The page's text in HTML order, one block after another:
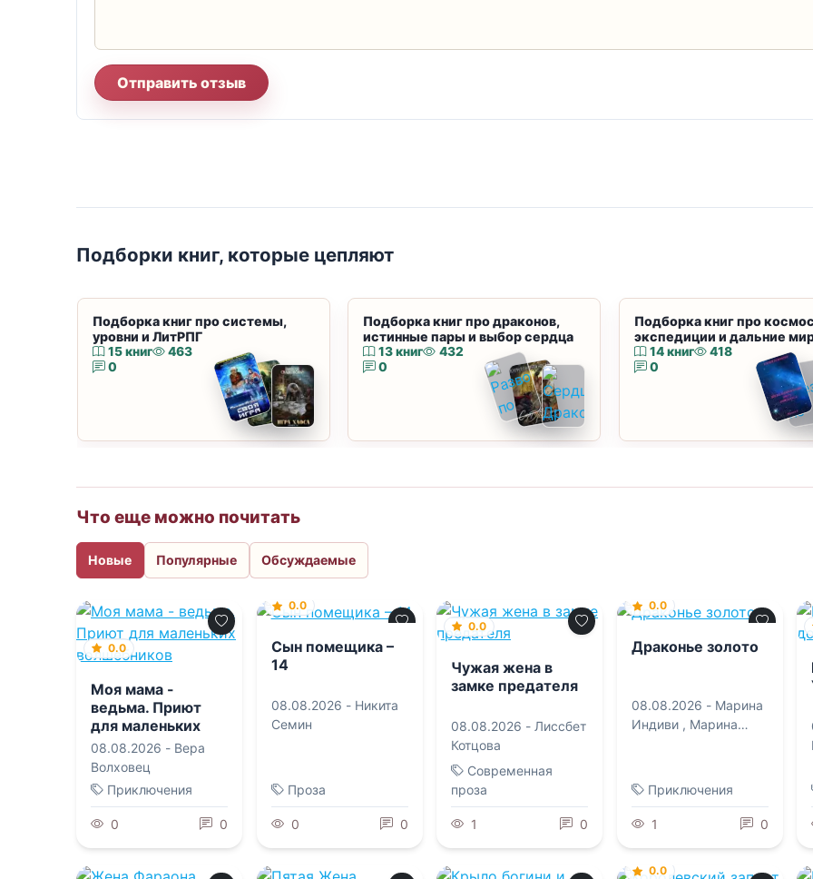
Отправить отзыв
Подборки книг, которые цепляют
Подборка книг про системы,
уровни и ЛитРПГ
15 книг
463
0
Подборка книг про драконов,
истинные пары и выбор сердца
13 книг
432
0
Подборка книг про
экспедиции и дальние
14 книг
418
0
Что еще можно почитать
Новые Популярные Обсуждаемые
0.0
Моя мама -
ведьма. Приют
для маленьких
волшебников
08.08.2026 - Вера
Волховец
Приключения
0 0
0.0
Сын помещика –
14
08.08.2026 - Никита
Семин
Проза
0 0
0.0
Чужая жена в
замке предателя
08.08.2026 - Лиссбет
Котцова
Современная
проза
1 0
0.0
Драконье золото
08.08.2026 - Марина
Индиви , Марина
Приключения
1 0
0.0